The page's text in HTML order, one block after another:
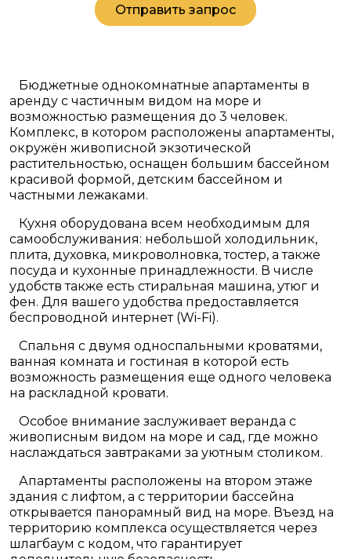
Отправить запрос
Бюджетные однокомнатные апартаменты в
аренду с частичным видом на море и
возможностью размещения до 3 человек.
Комплекс, в котором расположены апартаменты,
окружён живописной экзотической
растительностью, оснащен большим бассейном
красивой формой, детским бассейном и
частными лежаками.
Кухня оборудована всем необходимым для
самообслуживания: небольшой холодильник,
плита, духовка, микроволновка, тостер, а также
посуда и кухонные принадлежности. В числе
удобств также есть стиральная машина, утюг и
фен. Для вашего удобства предоставляется
беспроводной интернет (Wi-Fi).
Спальня с двумя односпальными кроватями,
ванная комната и гостиная в которой есть
возможность размещения еще одного человека
на раскладной кровати.
Особое внимание заслуживает веранда с
живописным видом на море и сад, где можно
наслаждаться завтраками за уютным столиком.
Апартаменты расположены на втором этаже
здания с лифтом, а с территории бассейна
открывается панорамный вид на море. Въезд на
территорию комплекса осуществляется через
шлагбаум с кодом, что гарантирует